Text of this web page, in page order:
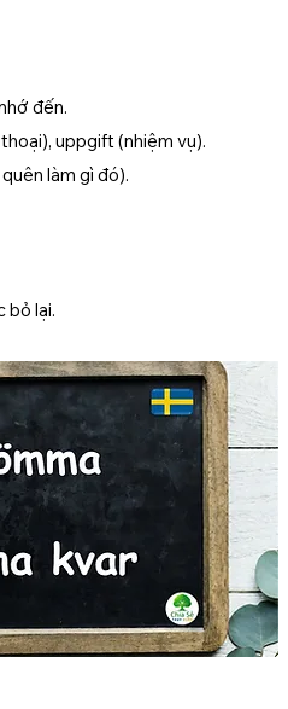
đến.
uppgift (nhiệm vụ).
làm gì đó).
bỏ lại.